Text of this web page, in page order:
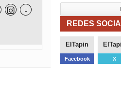

REDES
ElTapin
Facebook X